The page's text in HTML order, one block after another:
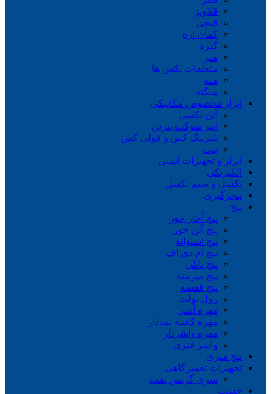
قلاویز
قیچی
کمان اره
گیره
متر
متعلقات بکس ها
مته
منگنه
ابزار مخصوص مکانیکی
آلن بکسی
انبر سوکت بنزین
بلبرینگ کش و فولی کش
بیت
ابزار و تجهیزات ایمنی
الکتریکی
بکسل و سیم بکسل
پنچرگیری
پیچ
پیچ آچار خور
پیچ آلن خور
پیچ استوانه
پیچ ام دی اف
پیچ پانلی
پیچ سرمته
پیچ قفسه
رول بولت
مهره آهنی
مهره کاسه نمددار
مهره واشردار
واشر فنری
پیچ متری
تجهیزات تعمیرگاهی
سری گریس پمپ
چسب